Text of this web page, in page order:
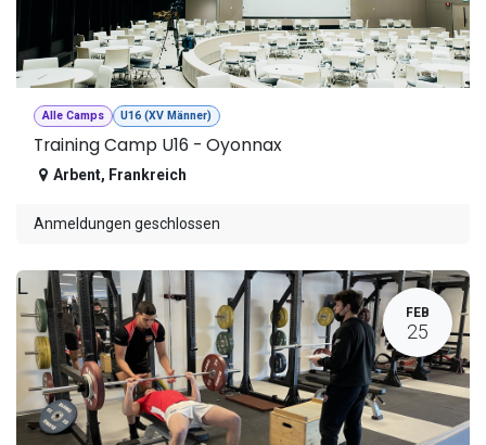
Alle Camps U16 (XV Männer)
Training Camp U16 - Oyonnax
Arbent, Frankreich
Anmeldungen geschlossen
L
FEB
25